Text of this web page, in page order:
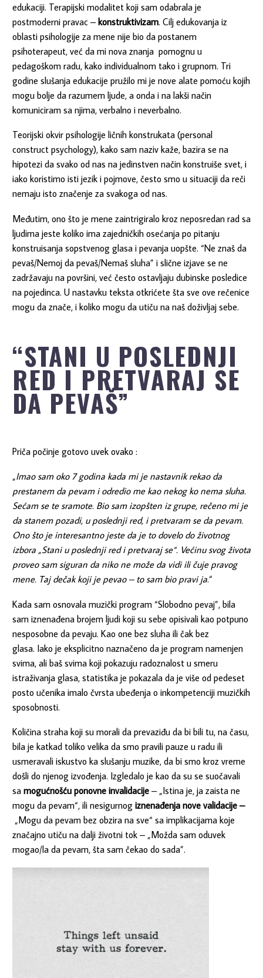
edukaciji. Terapijski modalitet koji sam odabrala je
postmoderni pravac – konstruktivizam. Cilj edukovanja iz
oblasti psihologije za mene nije bio da postanem
psihoterapeut, već da mi nova znanja pomognu u
pedagoškom radu, kako individualnom tako i grupnom. Tri
godine slušanja edukacije pružilo mi je nove alate pomoću kojih
mogu bolje da razumem ljude, a onda i na lakši način
komuniciram sa njima, verbalno i neverbalno.
Teorijski okvir psihologije ličnih konstrukata (personal
construct psychology), kako sam naziv kaže, bazira se na
hipotezi da svako od nas na jedinstven način konstruiše svet, i
iako koristimo isti jezik i pojmove, često smo u situaciji da reči
nemaju isto značenje za svakoga od nas.
Međutim, ono što je mene zaintrigiralo kroz neposredan rad sa
ljudima jeste koliko ima zajedničkih osećanja po pitanju
konstruisanja sopstvenog glasa i pevanja uopšte. “Ne znaš da
pevaš/Nemoj da pevaš/Nemaš sluha” i slične izjave se ne
zadržavaju na površini, već često ostavljaju dubinske posledice
na pojedinca. U nastavku teksta otkrićete šta sve ove rečenice
mogu da znače, i koliko mogu da utiču na naš doživljaj sebe.
“STANI U POSLEDNJI
RED I PRETVARAJ SE
DA PEVAŠ”
Priča počinje gotovo uvek ovako :
„Imao sam oko 7 godina kada mi je nastavnik rekao da
prestanem da pevam i odredio me kao nekog ko nema sluha.
Sećam se te sramote. Bio sam izopšten iz grupe, rečeno mi je
da stanem pozadi, u poslednji red, i pretvaram se da pevam.
Ono što je interesantno jeste da je to dovelo do životnog
izbora „Stani u poslednji red i pretvaraj se“. Većinu svog života
proveo sam siguran da niko ne može da vidi ili čuje pravog
mene. Taj dečak koji je pevao – to sam bio pravi ja.“
Kada sam osnovala muzički program “Slobodno pevaj”, bila
sam iznenađena brojem ljudi koji su sebe opisivali kao potpuno
nesposobne da pevaju. Kao one bez sluha ili čak bez
glasa. Iako je eksplicitno naznačeno da je program namenjen
svima, ali baš svima koji pokazuju radoznalost u smeru
istraživanja glasa, statistika je pokazala da je više od pedeset
posto učenika imalo čvrsta ubeđenja o inkompetenciji muzičkih
sposobnosti.
Količina straha koji su morali da prevaziđu da bi bili tu, na času,
bila je katkad toliko velika da smo pravili pauze u radu ili
usmeravali iskustvo ka slušanju muzike, da bi smo kroz vreme
došli do njenog izvođenja. Izgledalo je kao da su se suočavali
sa mogućnošću ponovne invalidacije – „Istina je, ja zaista ne
mogu da pevam“, ili nesigurnog iznenađenja nove validacije –
„Mogu da pevam bez obzira na sve“ sa implikacijama koje
značajno utiču na dalji životni tok – „Možda sam oduvek
mogao/la da pevam, šta sam čekao do sada”.